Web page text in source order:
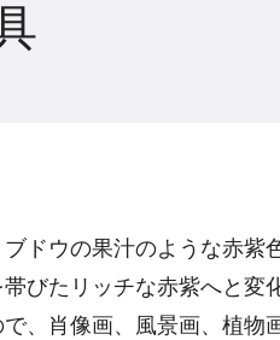
ドウの果汁のような赤紫
びたリッチな赤紫へと変
、肖像画、風景画、植物